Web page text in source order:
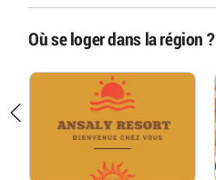
Où se loger dans la région ?